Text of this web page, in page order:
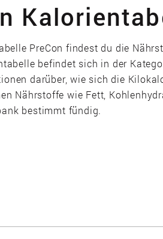
PreCon findest du die
befindet sich in der
darüber, wie sich die
Nährstoffe wie Fett,
bestimmt fündig.